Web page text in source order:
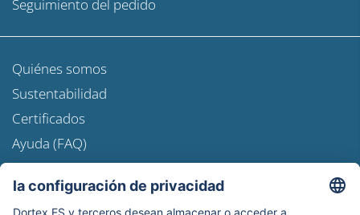
Seguimiento del pedido
Quiénes somos
Sustentabilidad
Certificados
Ayuda (FAQ)
Newsroom